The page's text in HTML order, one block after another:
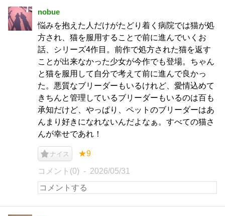
nobue
悩みを抱えた人だけがたどり着く病院では猫が処
方され、猫を服用することで前に進んでいくお
話、シリーズ4作目。前作で処方された猫を返す
ことが出来なかった少女が今作でも登場。ちゃん
と猫を服用して自分で考えて前に進んで良かっ
た。悪質なブリーダーもいるけれど、愛情込めて
きちんと管理しているブリーダーもいるのは百も
承知だけど、やっぱり、ペットのブリーダーはあ
んまり好きになれないんだよなぁ。すべての猫さ
んが幸せであれ！
ナイス ★9
コメント(0) 2026/05/31